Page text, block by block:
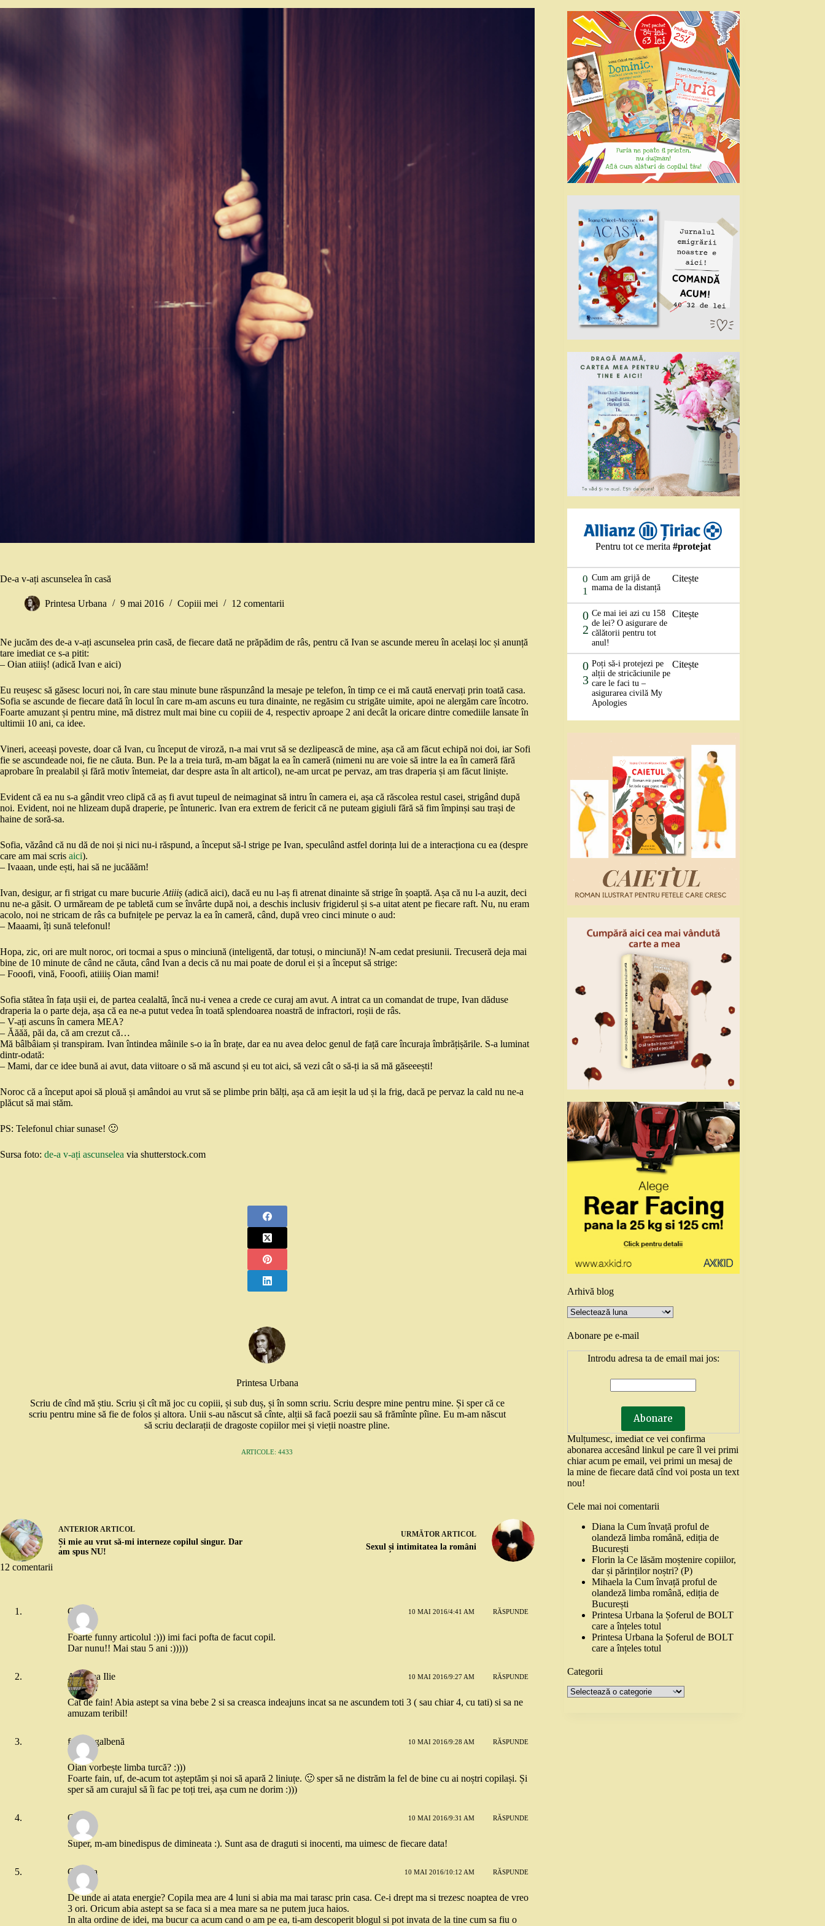
De-a v-ați ascunselea în casă
Printesa Urbana 9 mai 2016 Copiii mei 12 comentarii
Ne jucăm des de-a v-ați ascunselea prin casă, de fiecare dată ne prăpădim de râs, pentru că Ivan se ascunde mereu în același loc și anunță
tare imediat ce s-a pitit:
– Oian atiiiș! (adică Ivan e aici)
Eu reușesc să găsesc locuri noi, în care stau minute bune răspunzând la mesaje pe telefon, în timp ce ei mă caută enervați prin toată casa.
Sofia se ascunde de fiecare dată în locul în care m-am ascuns eu tura dinainte, ne regăsim cu strigăte uimite, apoi ne alergăm care încotro.
Foarte amuzant și pentru mine, mă distrez mult mai bine cu copiii de 4, respectiv aproape 2 ani decât la oricare dintre comediile lansate în
ultimii 10 ani, ca idee.
Vineri, aceeași poveste, doar că Ivan, cu început de viroză, n-a mai vrut să se dezlipească de mine, așa că am făcut echipă noi doi, iar Sofi
fie se ascundeade noi, fie ne căuta. Bun. Pe la a treia tură, m-am băgat la ea în cameră (nimeni nu are voie să intre la ea în cameră fără
aprobare în prealabil și fără motiv întemeiat, dar despre asta în alt articol), ne-am urcat pe pervaz, am tras draperia și am făcut liniște.
Evident că ea nu s-a gândit vreo clipă că aș fi avut tupeul de neimaginat să intru în camera ei, așa că răscolea restul casei, strigând după
noi. Evident, noi ne hlizeam după draperie, pe întuneric. Ivan era extrem de fericit că ne puteam gigiuli fără să fim împinși sau trași de
haine de soră-sa.
Sofia, văzând că nu dă de noi și nici nu-i răspund, a început să-l strige pe Ivan, speculând astfel dorința lui de a interacționa cu ea (despre
care am mai scris aici).
– Ivaaan, unde ești, hai să ne jucăăăm!
Ivan, desigur, ar fi strigat cu mare bucurie Atiiiș (adică aici), dacă eu nu l-aș fi atrenat dinainte să strige în șoaptă. Așa că nu l-a auzit, deci
nu ne-a găsit. O urmăream de pe tabletă cum se învârte după noi, a deschis inclusiv frigiderul și s-a uitat atent pe fiecare raft. Nu, nu eram
acolo, noi ne stricam de râs ca bufnițele pe pervaz la ea în cameră, când, după vreo cinci minute o aud:
– Maaami, îți sună telefonul!
Hopa, zic, ori are mult noroc, ori tocmai a spus o minciună (inteligentă, dar totuși, o minciună)! N-am cedat presiunii. Trecuseră deja mai
bine de 10 minute de când ne căuta, când Ivan a decis că nu mai poate de dorul ei și a început să strige:
– Fooofi, vină, Fooofi, atiiiiș Oian mami!
Sofia stătea în fața ușii ei, de partea cealaltă, încă nu-i venea a crede ce curaj am avut. A intrat ca un comandat de trupe, Ivan dăduse
draperia la o parte deja, așa că ea ne-a putut vedea în toată splendoarea noastră de infractori, roșii de râs.
– V-ați ascuns în camera MEA?
– Ăăăă, păi da, că am crezut că…
Mă bâlbâiam și transpiram. Ivan întindea mâinile s-o ia în brațe, dar ea nu avea deloc genul de față care încuraja îmbrățișările. S-a luminat
dintr-odată:
– Mami, dar ce idee bună ai avut, data viitoare o să mă ascund și eu tot aici, să vezi cât o să-ți ia să mă găseeești!
Noroc că a început apoi să plouă și amândoi au vrut să se plimbe prin bălți, așa că am ieșit la ud și la frig, dacă pe pervaz la cald nu ne-a
plăcut să mai stăm.
PS: Telefonul chiar sunase! 🙂
Sursa foto: de-a v-ați ascunselea via shutterstock.com
Printesa Urbana
Scriu de cînd mă știu. Scriu și cît mă joc cu copiii, și sub duș, și în somn scriu. Scriu despre mine pentru mine. Și sper că ce
scriu pentru mine să fie de folos și altora. Unii s-au născut să cînte, alții să facă poezii sau să frămînte pîine. Eu m-am născut
să scriu declarații de dragoste copiilor mei și vieții noastre pline.
ARTICOLE: 4433
ANTERIORARTICOL
Și mie au vrut să-mi interneze copilul singur. Dar
am spus NU!
URMĂTORARTICOL
Sexul și intimitatea la români
12 comentarii
Georgi 10 MAI 2016/4:41 AM RĂSPUNDE
Foarte funny articolul :))) imi faci pofta de facut copil.
Dar nunu!! Mai stau 5 ani :)))))
Andreea Ilie 10 MAI 2016/9:27 AM RĂSPUNDE
Cat de fain! Abia astept sa vina bebe 2 si sa creasca indeajuns incat sa ne ascundem toti 3 ( sau chiar 4, cu tati) si sa ne
amuzam teribil!
frunza galbenă 10 MAI 2016/9:28 AM RĂSPUNDE
Oian vorbește limba turcă? :)))
Foarte fain, uf, de-acum tot așteptăm și noi să apară 2 liniuțe. 🙂 sper să ne distrăm la fel de bine cu ai noștri copilași. Și
sper să am curajul să îi fac pe toți trei, așa cum ne dorim :)))
Oana 10 MAI 2016/9:31 AM RĂSPUNDE
Super, m-am binedispus de dimineata :). Sunt asa de draguti si inocenti, ma uimesc de fiecare data!
Claudia 10 MAI 2016/10:12 AM RĂSPUNDE
De unde ai atata energie? Copila mea are 4 luni si abia ma mai tarasc prin casa. Ce-i drept ma si trezesc noaptea de vreo
3 ori. Oricum abia astept sa se faca si a mea mare sa ne putem juca haios.
In alta ordine de idei, ma bucur ca acum cand o am pe ea, ti-am descoperit blogul si pot invata de la tine cum sa fiu o
Pentru tot ce merita#protejat
0
1
Cum am grijă de
mama de la distanță
Citește
0
2
Ce mai iei azi cu 158
de lei? O asigurare de
călătorii pentru tot
anul!
Citește
0
3
Poți să-i protejezi pe
alții de stricăciunile pe
care le faci tu –
asigurarea civilă My
Apologies
Citește
Arhivă blog
Arhivă
blog
Abonare pe e-mail
Introdu adresa ta de email mai jos:
Mulțumesc, imediat ce vei confirma
abonarea accesând linkul pe care îl vei primi
chiar acum pe email, vei primi un mesaj de
la mine de fiecare dată cînd voi posta un text
nou!
Cele mai noi comentarii
Diana laCum învață proful de
olandeză limba română, ediția de
București
Florin laCe lăsăm moștenire copiilor,
dar și părinților noștri? (P)
Mihaela laCum învață proful de
olandeză limba română, ediția de
București
Printesa Urbana la Șoferul de BOLT
care a înțeles totul
Printesa Urbana la Șoferul de BOLT
care a înțeles totul
Categorii
Categorii